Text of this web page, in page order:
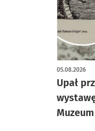
Upał
Muzeum
05.08.2026
artykuł z